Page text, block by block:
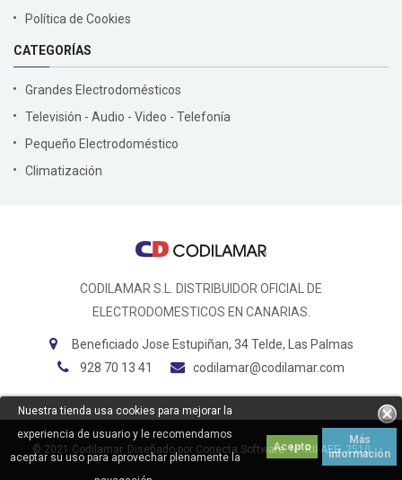
Nuestra tienda usa cookies para mejorar la
experiencia de usuario y le recomendamos
aceptar su uso para aprovechar plenamente la
Acepto
Más
información
Política de Cookies
CATEGORÍAS
Grandes Electrodomésticos
Televisión - Audio - Video - Telefonía
Pequeño Electrodoméstico
Climatización
CODILAMAR S.L. DISTRIBUIDOR OFICIAL DE
ELECTRODOMESTICOS EN CANARIAS.
Beneficiado Jose Estupiñan, 34 Telde, Las Palmas
928 70 13 41
codilamar@codilamar.com
© 2021 Codilamar. Diseñado por Conecta Software.Nº RII-AEE: 2510